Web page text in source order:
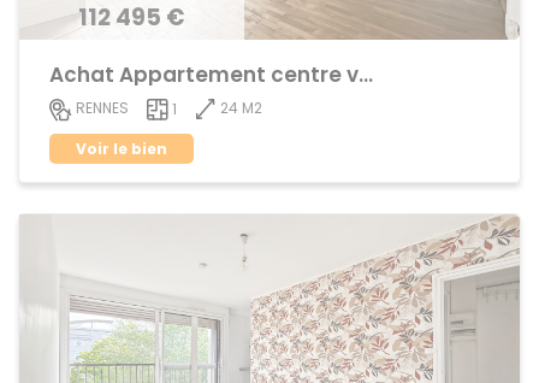
112 495 €
Achat Appartement centre ville
RENNES 1
24 M2
Voir le bien